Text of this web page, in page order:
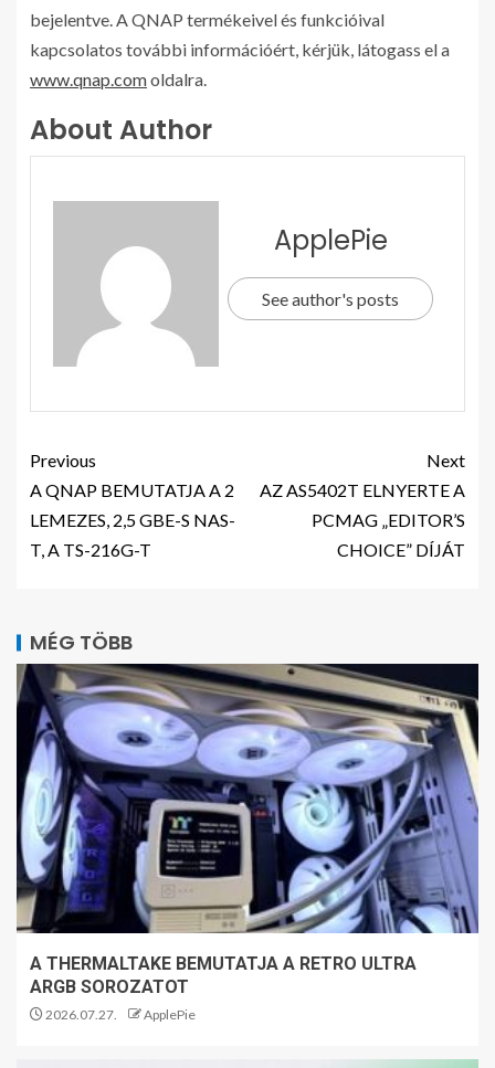
bejelentve. A QNAP termékeivel és funkcióival
kapcsolatos további információért, kérjük, látogass el a
www.qnap.comoldalra.
About Author
ApplePie
See author's posts
Previous
A QNAP BEMUTATJA A 2
LEMEZES, 2,5 GBE-S NAS-
T, A TS-216G-T
Next
AZ AS5402T ELNYERTE A
PCMAG „EDITOR’S
CHOICE” DÍJÁT
MÉG TÖBB
A THERMALTAKE BEMUTATJA A RETRO ULTRA
ARGB SOROZATOT
2026.07.27. ApplePie